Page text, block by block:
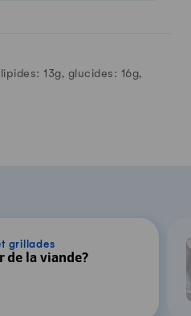
13g, glucides: 16g,
grillades
de la viande?